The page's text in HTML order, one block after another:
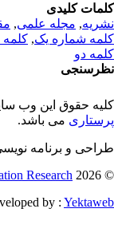
کلیدی
,مجله علمی,
شماره یک,کلمه
دو
حقوق این وب
می باشد.
و برنامه
©
Research
by :